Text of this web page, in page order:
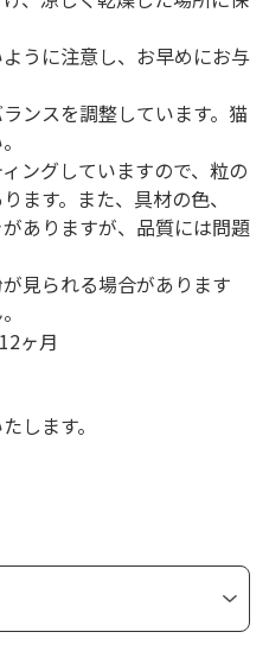
うに注意し、お早めにお与
ンスを調整しています。猫
ングしていますので、粒の
ます。また、具材の色、
ありますが、品質には問題
見られる場合があります
ヶ月
します。